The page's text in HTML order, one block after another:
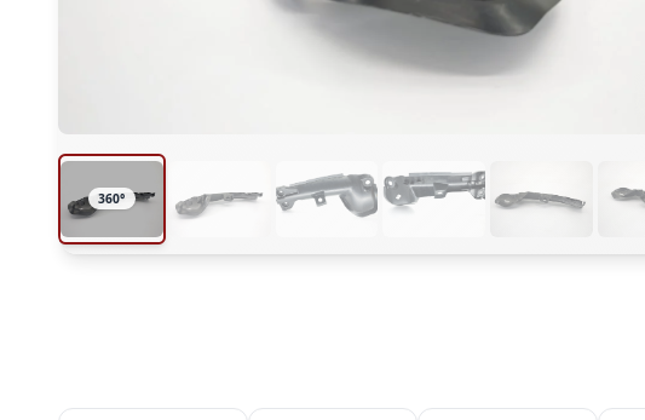
360 degree view loaded. Use mouse drag or arrow keys to rotate.
360°